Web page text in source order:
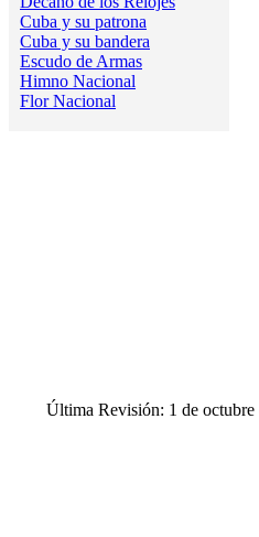
Cuba y su patrona
Cuba y su bandera
Escudo de Armas
Himno Nacional
Flor Nacional
Última Revisión: 1 de octubre